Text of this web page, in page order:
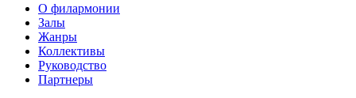
О филармонии
Залы
Жанры
Коллективы
Руководство
Партнеры